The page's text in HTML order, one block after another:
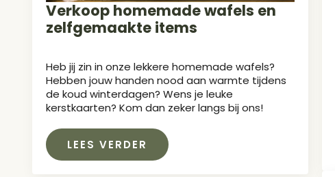
Verkoop homemade wafels en
zelfgemaakte items
Heb jij zin in onze lekkere homemade wafels?
Hebben jouw handen nood aan warmte tijdens
de koud winterdagen? Wens je leuke
kerstkaarten? Kom dan zeker langs bij ons!
LEES VERDER